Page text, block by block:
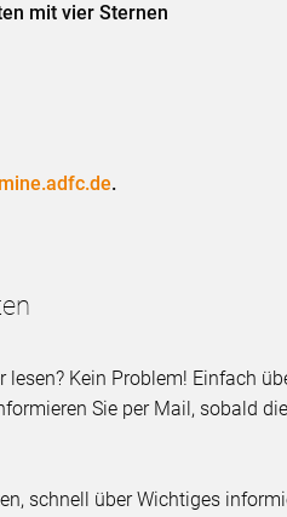
mit vier Sternen
.
Kein Problem! Einfach
Sie per Mail, sobald
schnell über Wichtiges